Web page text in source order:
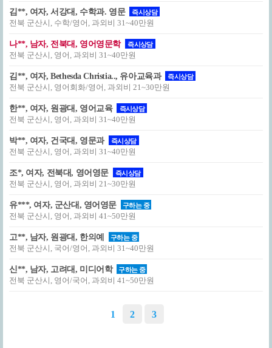
김**, 여자, 서강대, 수학과. 영문 즉시상담
전북 군산시, 수학/영어, 과외비 31~40만원
나**, 남자, 전북대, 영어영문학 즉시상담
전북 군산시, 영어, 과외비 31~40만원
김**, 여자, Bethesda Christia.., 유아교육과 즉시상담
전북 군산시, 영어회화/영어, 과외비 21~30만원
한**, 여자, 원광대, 영어교육 즉시상담
전북 군산시, 영어, 과외비 31~40만원
박**, 여자, 건국대, 영문과 즉시상담
전북 군산시, 영어, 과외비 31~40만원
조*, 여자, 전북대, 영어영문 즉시상담
전북 군산시, 영어, 과외비 21~30만원
유***, 여자, 군산대, 영어영문 구하는 중
전북 군산시, 영어, 과외비 41~50만원
고**, 남자, 원광대, 한의예 구하는 중
전북 군산시, 국어/영어, 과외비 31~40만원
신**, 남자, 고려대, 미디어학 구하는 중
전북 군산시, 영어/국어, 과외비 41~50만원
1 2 3